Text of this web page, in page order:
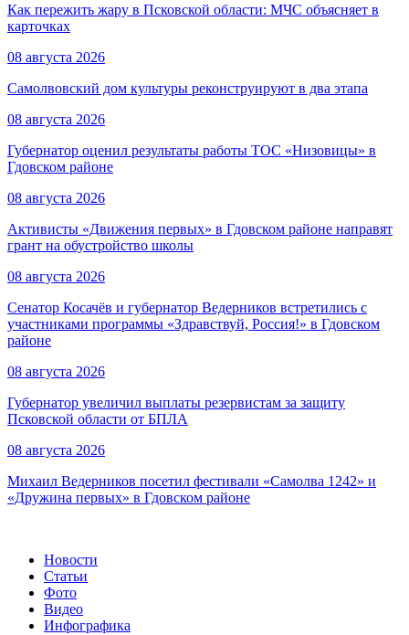
Как пережить жару в Псковской области: МЧС объясняет в
карточках
08 августа 2026
Самолвовский дом культуры реконструируют в два этапа
08 августа 2026
Губернатор оценил результаты работы ТОС «Низовицы» в
Гдовском районе
08 августа 2026
Активисты «Движения первых» в Гдовском районе направят
грант на обустройство школы
08 августа 2026
Сенатор Косачёв и губернатор Ведерников встретились с
участниками программы «Здравствуй, Россия!» в Гдовском
районе
08 августа 2026
Губернатор увеличил выплаты резервистам за защиту
Псковской области от БПЛА
08 августа 2026
Михаил Ведерников посетил фестивали «Самолва 1242» и
«Дружина первых» в Гдовском районе
Новости
Статьи
Фото
Видео
Инфографика